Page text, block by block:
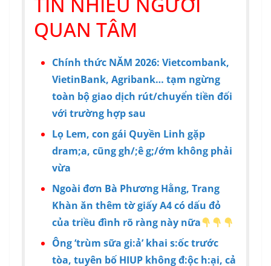
QUAN TÂM
Chính thức NĂM 2026: Vietcombank,
VietinBank, Agribank… tạm ngừng
toàn bộ giao dịch rút/chuyển tiền đối
với trường hợp sau
Lọ Lem, con gái Quyền Linh gặp
dram;a, cũng gh/;ê g;/ớm không phải
vừa
Ngoài đơn Bà Phương Hằng, Trang
Khàn ăn thêm tờ giấy A4 có dấu đỏ
của triều đình rõ ràng này nữa
Ông ‘trùm sữa gi:ả’ khai s:ốc trước
tòa, tuyên bố HIUP không đ:ộc h:ại, cả